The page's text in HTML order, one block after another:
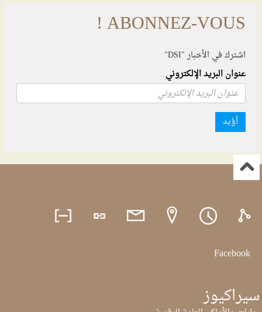
ABONNEZ-VOUS !
اشترك في الأخبار "DSI"
عنوان البريد الإلكتروني
أؤيد
Facebook
سيراكيوز